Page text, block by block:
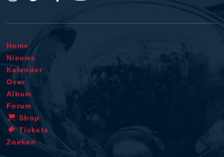
Home
Nieuws
Kalender
Over
Album
Forum
Shop
Tickets
Zoeken